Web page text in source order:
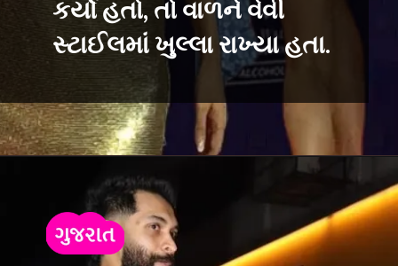
કર્યો હતો, તો વાળને વેવી
સ્ટાઈલમાં ખુલ્લા રાખ્યા હતા.